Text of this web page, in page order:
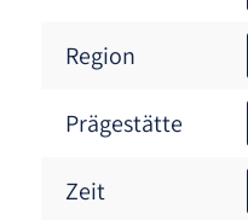
Region
Prägestätte
Zeit